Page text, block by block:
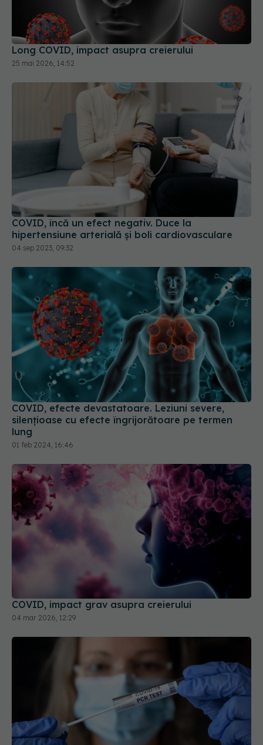
Long COVID, impact asupra creierului
25 mai 2026, 14:52
COVID, încă un efect negativ. Duce la
hipertensiune arterială și boli cardiovasculare
04 sep 2023, 09:32
COVID, efecte devastatoare. Leziuni severe,
silențioase cu efecte îngrijorătoare pe termen
lung
01 feb 2024, 16:46
COVID, impact grav asupra creierului
04 mar 2026, 12:29